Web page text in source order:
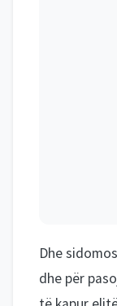
Dhe
dhe për